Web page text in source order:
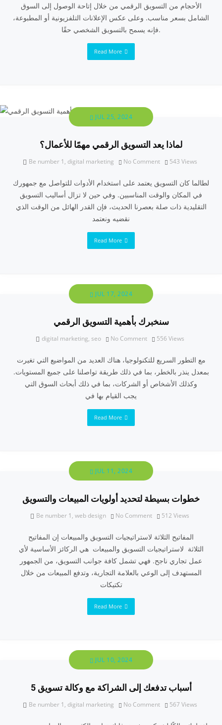
الأحجام من التسويق الرقمي من خلال إتاحة الوصول إلى السوق
الشامل بسعر مناسب. وعلى عكس الإعلانات التلفزيونية أو المطبوعة،
فإنه يسمح بالتسويق الشخصي حقًا.
Read More
JUL 25, 2024
لماذا يعد التسويق الرقمي مهمًا للأعمال؟
Be number 1 , digital marketing No Comment 543 Views
لطالما كان التسويق يعتمد على استخدام الأدوات للتواصل مع جمهورك
في المكان والوقت المناسبين. وفي حين لا تزال أساليب التسويق
التقليدية ذات صلة بعصرنا الحديث، فإن القدر الهائل من الوقت الذي
نقضيه ونعتمد
Read More
JUL 17, 2024
سنخبرك بأهمية التسويق الرقمي
digital marketing, seo No Comment 556 Views
مع التطور السريع للتكنولوجيا، هناك العديد من المواضيع التي تغيرت
بمعدل ينذر بالخطر، بما في ذلك طريقة تواصلنا على جميع المستويات.
وكذلك الأشخاص أو الشركات، بما في ذلك أبحاث السوق التي
يجب القيام بها في
Read More
JUL 11, 2024
خطوات بسيطة لتحديد أولويات المبيعات والتسويق
Be number 1 , web design No Comment 512 Views
المفاتيح الثلاثة لاستراتيجيات التسويق والمبيعات إن المفاتيح
الثلاثة لاستراتيجيات التسويق والمبيعات هي الركائز الأساسية لأي
عمل تجاري ناجح. فهي تشمل كافة جوانب التسويق، من الجمهور
المستهدف إلى الوعي بالعلامة التجارية، وتدفع المبيعات من خلال
تكتيكات
Read More
JUL 10, 2024
5 أسباب تدفعك إلى الشراكة مع وكالة تسويق
Be number 1 , digital marketing No Comment 567 Views